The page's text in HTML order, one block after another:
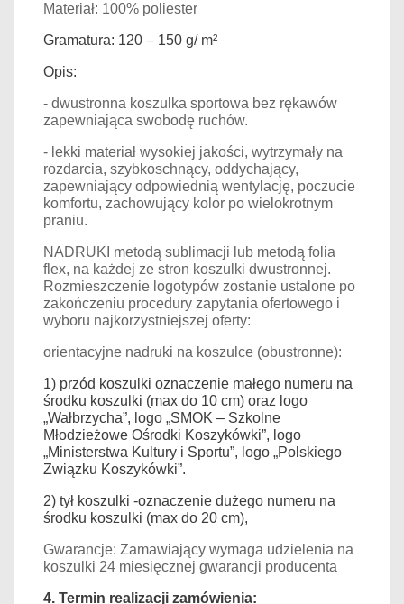
Materiał: 100% poliester
Gramatura: 120 – 150 g/ m²
Opis:
- dwustronna koszulka sportowa bez rękawów
zapewniająca swobodę ruchów.
- lekki materiał wysokiej jakości, wytrzymały na
rozdarcia, szybkoschnący, oddychający,
zapewniający odpowiednią wentylację, poczucie
komfortu, zachowujący kolor po wielokrotnym
praniu.
NADRUKI metodą sublimacji lub metodą folia
flex, na każdej ze stron koszulki dwustronnej.
Rozmieszczenie logotypów zostanie ustalone po
zakończeniu procedury zapytania ofertowego i
wyboru najkorzystniejszej oferty:
orientacyjne nadruki na koszulce (obustronne):
1) przód koszulki oznaczenie małego numeru na
środku koszulki (max do 10 cm) oraz logo
„Wałbrzycha”, logo „SMOK – Szkolne
Młodzieżowe Ośrodki Koszykówki”, logo
„Ministerstwa Kultury i Sportu”, logo „Polskiego
Związku Koszykówki”.
2) tył koszul ki -oznaczenie dużego numeru na
środku koszulki (max do 20 cm),
Gwarancje: Zamawiający wymaga udzielenia na
koszulki 24 miesięcznej gwarancji producenta
4. Termin realizacji zamówienia: